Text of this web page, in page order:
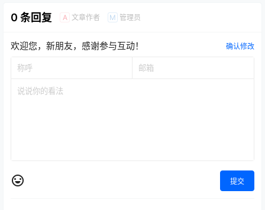
0 条回复 A 文章作者 M 管理员
欢迎您，新朋友，感谢参与互动！ 确认修改
提交